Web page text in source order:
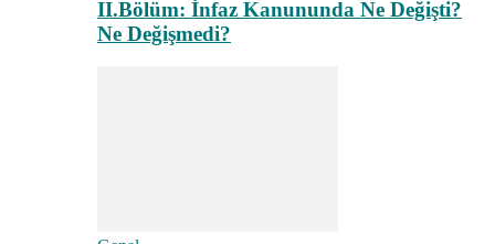
II.Bölüm: İnfaz Kanununda Ne Değişti?
Ne Değişmedi?